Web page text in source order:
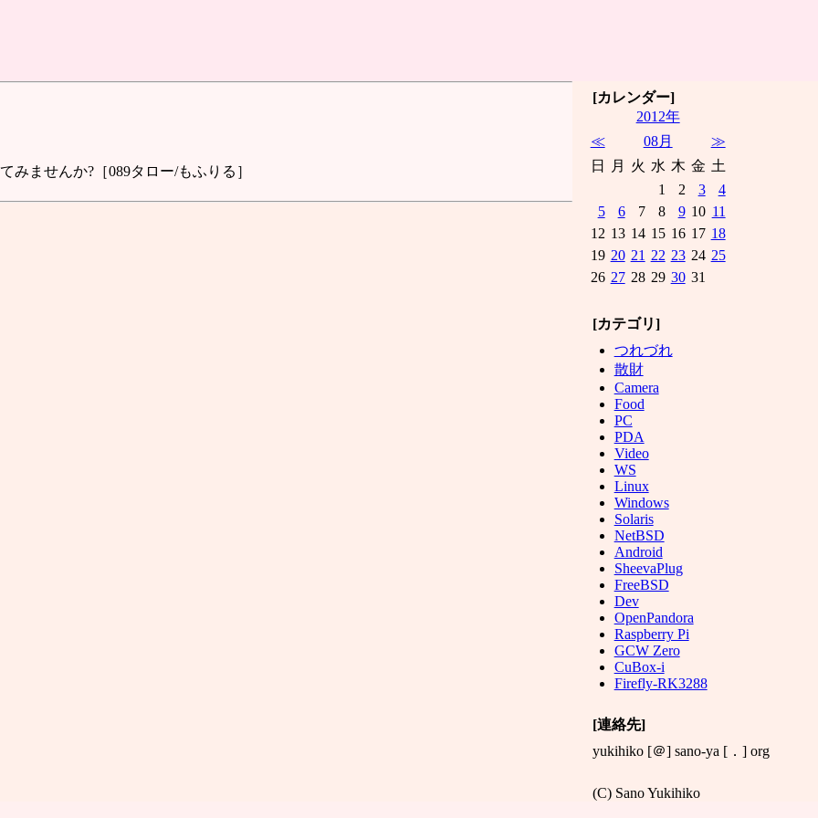
みませんか?［089タロー/もふりる］
[カレンダー]
2012年
≪
08月
≫
日
月 火 水 木 金 土
1
2 3
4
5
6 7 8 9 10 11
12 13 14 15 16 17 18
19 20 21 22 23 24 25
26 27 28 29 30 31
[カテゴリ]
つれづれ
散財
Camera
Food
PC
PDA
Video
WS
Linux
Windows
Solaris
NetBSD
Android
SheevaPlug
FreeBSD
Dev
OpenPandora
Raspberry Pi
GCW Zero
CuBox-i
Firefly-RK3288
[連絡先]
yukihiko [＠] sano-ya [．] org
(C) Sano Yukihiko